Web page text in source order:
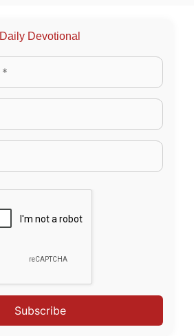
Daily Devotional
Subscribe